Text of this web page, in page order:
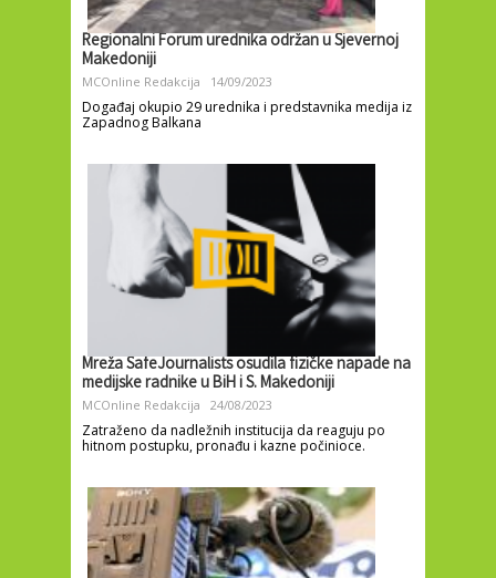
Regionalni Forum urednika održan u Sjevernoj
Makedoniji
MCOnline Redakcija 14/09/2023
Događaj okupio 29 urednika i predstavnika medija iz
Zapadnog Balkana
Mreža SafeJournalists osudila fizičke napade na
medijske radnike u BiH i S. Makedoniji
MCOnline Redakcija 24/08/2023
Zatraženo da nadležnih institucija da reaguju po
hitnom postupku, pronađu i kazne počinioce.